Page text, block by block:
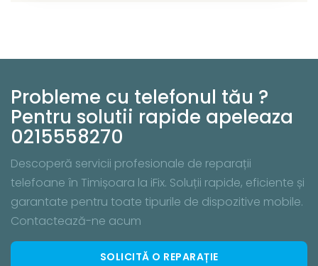
Probleme cu telefonul tău ?
Pentru solutii rapide apeleaza
0215558270
Descoperă servicii profesionale de reparații
telefoane în Timișoara la iFix. Soluții rapide, eficiente și
garantate pentru toate tipurile de dispozitive mobile.
Contactează-ne acum
SOLICITĂ O REPARAȚIE